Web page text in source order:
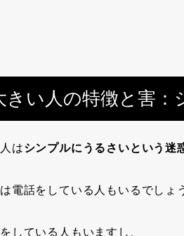
きい人の特徴と害
はシンプルにうるさいという迷
電話をしている人もいるでしょ
している人もいますし、